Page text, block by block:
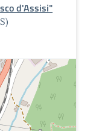
d'Assisi"